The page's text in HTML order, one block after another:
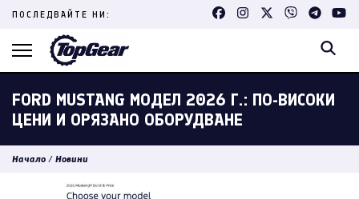
Skip
content
ПОСЛЕДВАЙТЕ НИ:
FORD MUSTANG МОДЕЛ 2026 Г.: ПО-ВИСОКИ
ЦЕНИ И ОРЯЗАНО ОБОРУДВАНЕ
Начало / Новини